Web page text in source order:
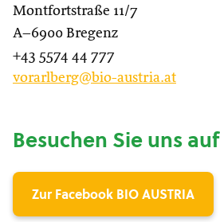
Montfortstraße 11/7
A–6900 Bregenz
+43 5574 44 777
vorarlberg@bio-austria.at
Besuchen Sie uns
Zur Facebook BIO AUSTRIA